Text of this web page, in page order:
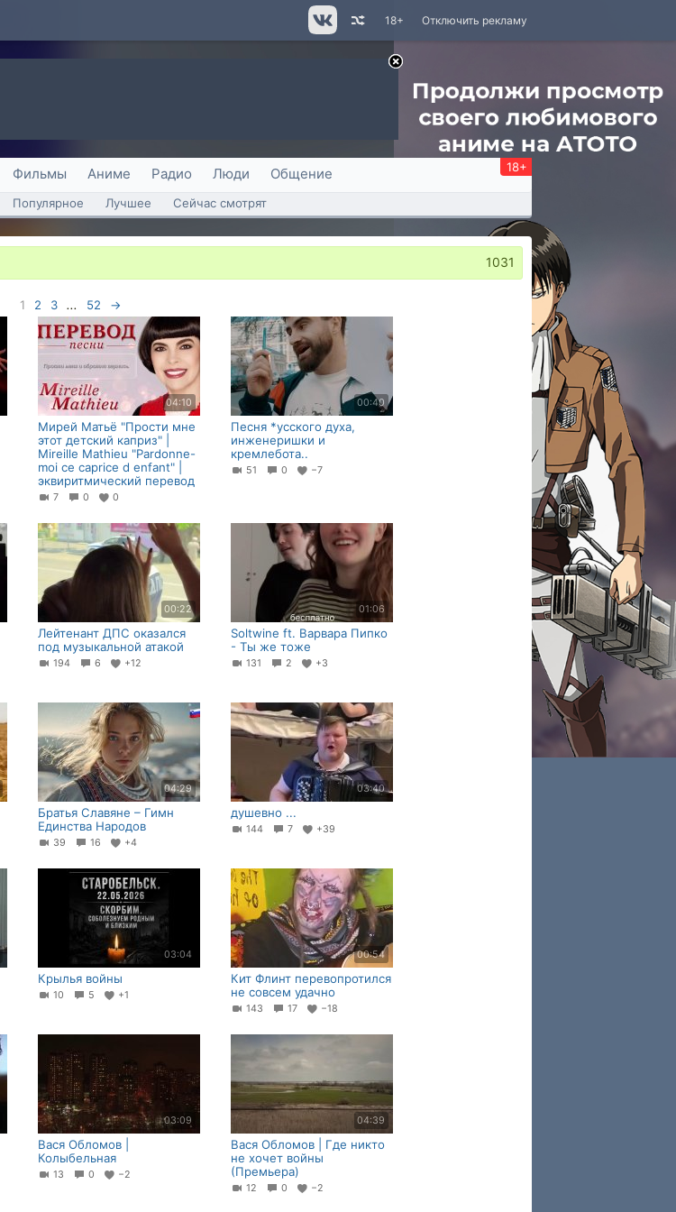
Отключить рекламу
18+
Фильмы Аниме Радио Люди Общение 18+
Популярное Лучшее Сейчас смотрят
1031
1 2 3 ... 52 →
04:10
Мирей Матьё "Прости мне
этот детский каприз" |
Mireille Mathieu "Pardonne-
moi ce caprice d enfant" |
эквиритмический перевод
7 0 0
00:40
Песня *усского духа,
инженеришки и
кремлебота..
51 0 −7
00:22
Лейтенант ДПС оказался
под музыкальной атакой
194 6 +12
01:06
Soltwine ft. Варвара Пипко
- Ты же тоже
131 2 +3
04:29
Братья Славяне – Гимн
Единства Народов
39 16 +4
03:40
душевно ...
144 7 +39
03:04
Крылья войны
10 5 +1
00:54
Кит Флинт перевопротился
не совсем удачно
143 17 −18
03:09
Вася Обломов |
Колыбельная
13 0 −2
04:39
Вася Обломов | Где никто
не хочет войны
(Премьера)
12 0 −2